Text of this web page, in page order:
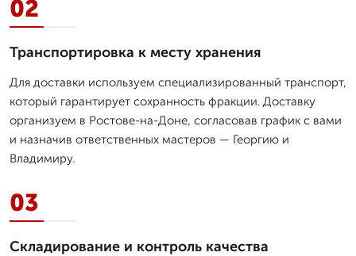
02
Транспортировка к месту хранения
Для доставки используем специализированный транспорт,
который гарантирует сохранность фракции. Доставку
организуем в Ростове-на-Доне, согласовав график с вами
и назначив ответственных мастеров — Георгию и
Владимиру.
03
Складирование и контроль качества